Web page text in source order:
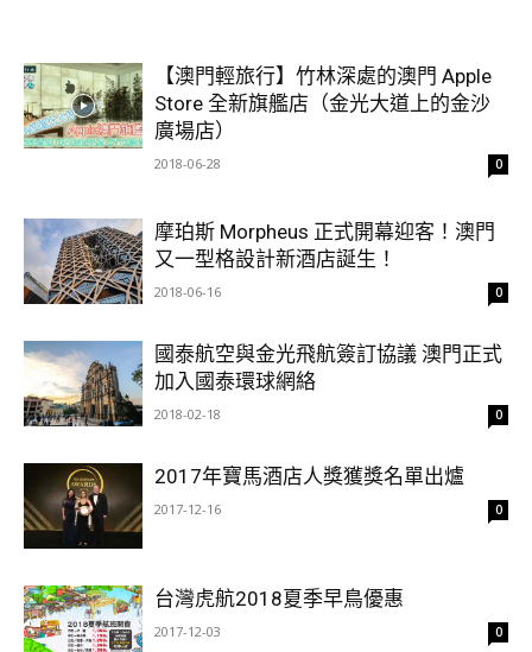
【澳門輕旅行】竹林深處的澳門 Apple
Store 全新旗艦店（金光大道上的金沙
廣場店）
2018-06-28 0
摩珀斯 Morpheus 正式開幕迎客！澳門
又一型格設計新酒店誕生！
2018-06-16 0
國泰航空與金光飛航簽訂協議 澳門正式
加入國泰環球網絡
2018-02-18 0
2017年寶馬酒店人獎獲獎名單出爐
2017-12-16 0
台灣虎航2018夏季早鳥優惠
2017-12-03 0